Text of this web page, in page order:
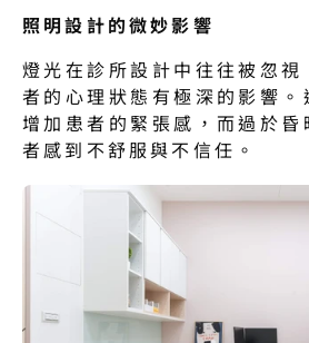
照明設計的微妙影響
燈光在診所設計中往往被忽視
者的心理狀態有極深的影響
增加患者的緊張感，而過於昏
者感到不舒服與不信任。